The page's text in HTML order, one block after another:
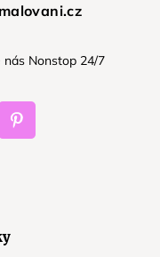
Nonstop 24/7
Pinterest